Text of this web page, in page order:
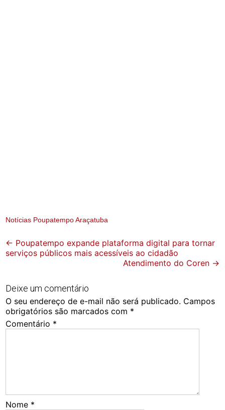
Notícias Poupatempo Araçatuba
Post
navigation
← Poupatempo expande plataforma digital para tornar
serviços públicos mais acessíveis ao cidadão
Atendimento do Coren →
Deixe um comentário
O seu endereço de e-mail não será publicado. Campos
obrigatórios são marcados com *
Comentário *
Nome *